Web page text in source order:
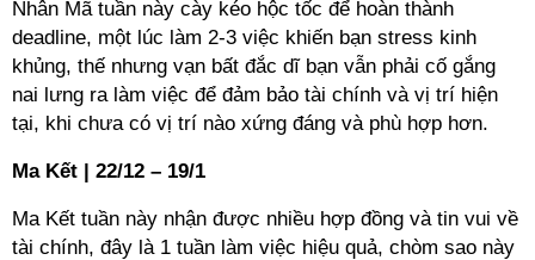
Nhân Mã tuần này cày kéo hộc tốc để hoàn thành
deadline, một lúc làm 2-3 việc khiến bạn stress kinh
khủng, thế nhưng vạn bất đắc dĩ bạn vẫn phải cố gắng
nai lưng ra làm việc để đảm bảo tài chính và vị trí hiện
tại, khi chưa có vị trí nào xứng đáng và phù hợp hơn.
Ma Kết | 22/12 – 19/1
Ma Kết tuần này nhận được nhiều hợp đồng và tin vui về
tài chính, đây là 1 tuần làm việc hiệu quả, chòm sao này